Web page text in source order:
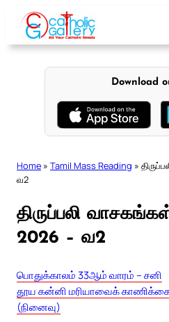
content
Download
Home » Tamil Mass Reading »
வ2
திருப்பலி
2026 – வ2
பொதுக்காலம் 33ஆம் வாரம் – சனி
தூய கன்னி மரியாவைக்
(நினைவு)